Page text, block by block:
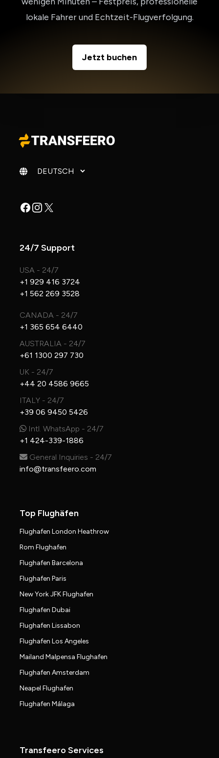
lokale Fahrer und Echtzeit-Flugverfolgung.
Jetzt buchen
Sprache ändern
Facebook
Instagram
X
24/7 Support
USA - 24/7
+1 929 416 3724
+1 562 269 3528
CANADA - 24/7
+1 365 654 6440
AUSTRALIA - 24/7
+61 1300 297 730
UK - 24/7
+44 20 4586 9665
ITALY - 24/7
+39 06 9450 5426
Intl. WhatsApp - 24/7
+1 424-339-1886
General Inquiries - 24/7
info@transfeero.com
Top Flughäfen
Flughafen London Heathrow
Rom Flughafen
Flughafen Barcelona
Flughafen Paris
New York JFK Flughafen
Flughafen Dubai
Flughafen Lissabon
Flughafen Los Angeles
Mailand Malpensa Flughafen
Flughafen Amsterdam
Neapel Flughafen
Flughafen Málaga
Transfeero Services